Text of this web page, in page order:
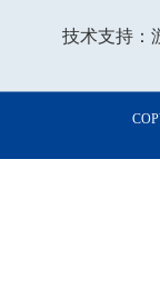
技术支持：